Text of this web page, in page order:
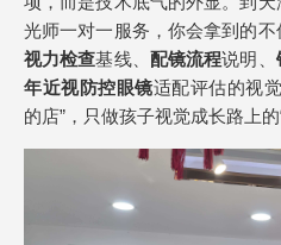
光师一对一服务，你会拿到的
视力检查基线、 配镜流程说明、
年近视防控眼镜适配评估的视
的店”，只做孩子视觉成长路上的